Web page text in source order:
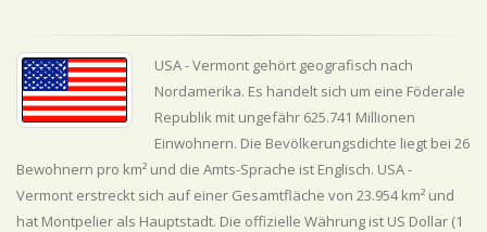
USA - Vermont gehört geografisch nach
Nordamerika. Es handelt sich um eine Föderale
Republik mit ungefähr 625.741 Millionen
Einwohnern. Die Bevölkerungsdichte liegt bei 26
Bewohnern pro km² und die Amts-Sprache ist Englisch. USA -
Vermont erstreckt sich auf einer Gesamtfläche von 23.954 km² und
hat Montpelier als Hauptstadt. Die offizielle Währung ist US Dollar (1